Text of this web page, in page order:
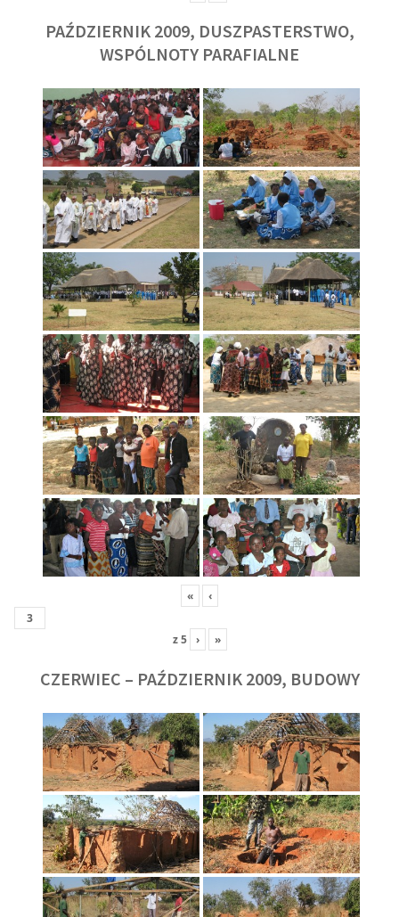
PAŹDZIERNIK 2009, DUSZPASTERSTWO,
WSPÓLNOTY PARAFIALNE
« ‹
z5 › »
CZERWIEC – PAŹDZIERNIK 2009, BUDOWY